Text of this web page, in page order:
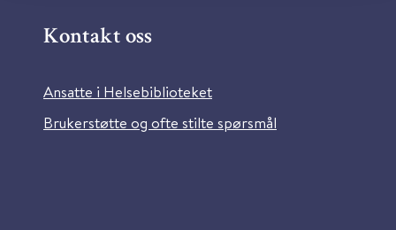
Kontakt oss
Ansatte i Helsebiblioteket
Brukerstøtte og ofte stilte spørsmål